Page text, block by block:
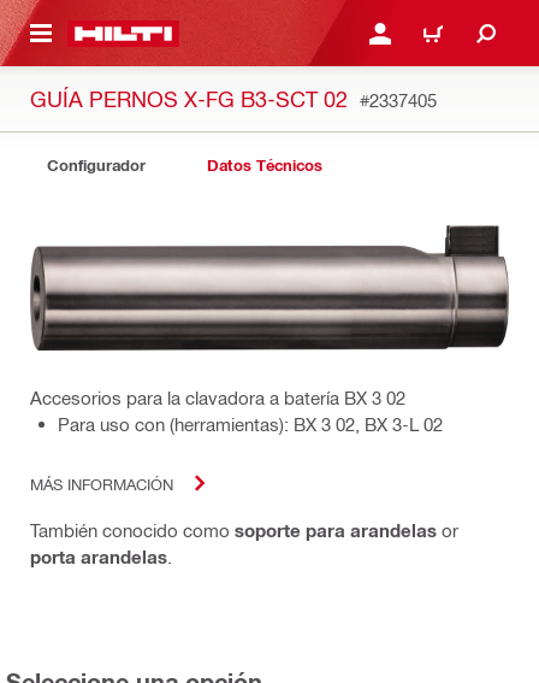
PRINCIPAL INICIE SESIÓN O
CARRITO
GUÍA PERNOS X-FG B3-SCT 02 #2337405
Configurador Datos Técnicos
Accesorios para la clavadora a batería BX 3 02
Para uso con (herramientas): BX 3 02, BX 3-L 02
MÁS INFORMACIÓN
También conocido como soporte para arandelas or
porta arandelas